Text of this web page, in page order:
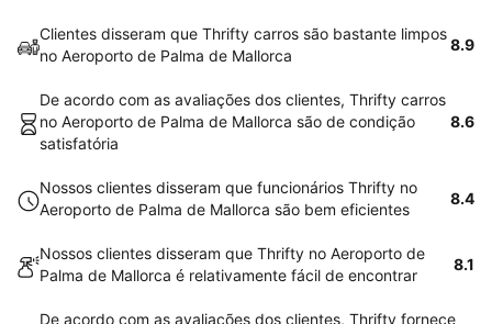
Clientes disseram que Thrifty carros são bastante limpos
no Aeroporto de Palma de Mallorca
8.9
De acordo com as avaliações dos clientes, Thrifty carros
no Aeroporto de Palma de Mallorca são de condição
satisfatória
8.6
Nossos clientes disseram que funcionários Thrifty no
Aeroporto de Palma de Mallorca são bem eficientes
8.4
Nossos clientes disseram que Thrifty no Aeroporto de
Palma de Mallorca é relativamente fácil de encontrar
8.1
De acordo com as avaliações dos clientes, Thrifty fornece